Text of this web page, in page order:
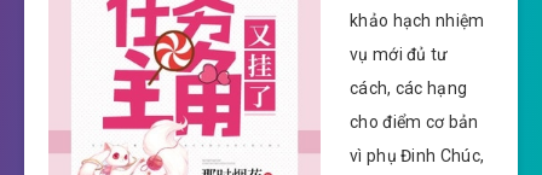
khảo hạch nhiệm
vụ mới đủ tư
cách, các hạng
cho điểm cơ bản
vì phụ Đinh Chúc,